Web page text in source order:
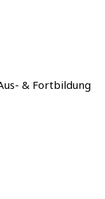
& Fortbildung